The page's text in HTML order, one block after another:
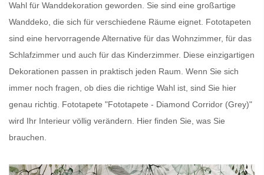
Wahl für Wanddekoration geworden. Sie sind eine großartige
Wanddeko, die sich für verschiedene Räume eignet. Fototapeten
sind eine hervorragende Alternative für das Wohnzimmer, für das
Schlafzimmer und auch für das Kinderzimmer. Diese einzigartigen
Dekorationen passen in praktisch jeden Raum. Wenn Sie sich
immer noch fragen, ob dies die richtige Wahl ist, sind Sie hier
genau richtig. Fototapete "Fototapete - Diamond Corridor (Grey)"
wird Ihr Interieur völlig verändern. Hier finden Sie, was Sie
brauchen.